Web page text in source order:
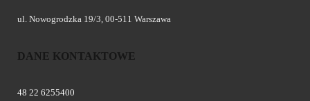
ul. Nowogrodzka 19/3, 00-511 Warszawa
DANE KONTAKTOWE
48 22 6255400